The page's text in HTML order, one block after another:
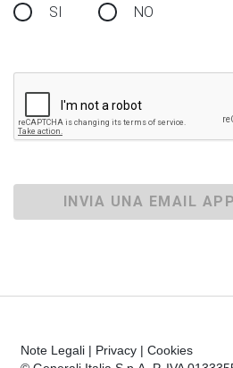
SI NO
INVIA UNA EMAIL
Note Legali | Privacy | Cookies